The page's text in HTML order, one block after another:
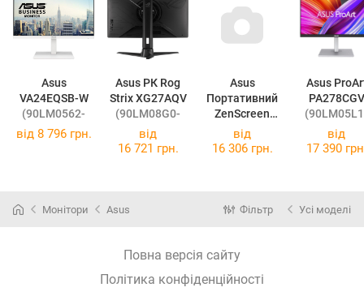
Asus
VA24EQSB-W
(90LM0562-
B01170)
Asus РК Rog
Strix XG27AQV
(90LM08G0-
B01A70)
Asus
Портативний
ZenScreen
MB16AH
(90LM04T0-
Asus ProArt
PA278CGV
B04370)
від 8 796 грн.
від
16 721 грн.
від
16 306 грн.
від
17 390
Монітори Asus Фільтр Усі моделі
Повна версія сайту
Політика конфіденційності